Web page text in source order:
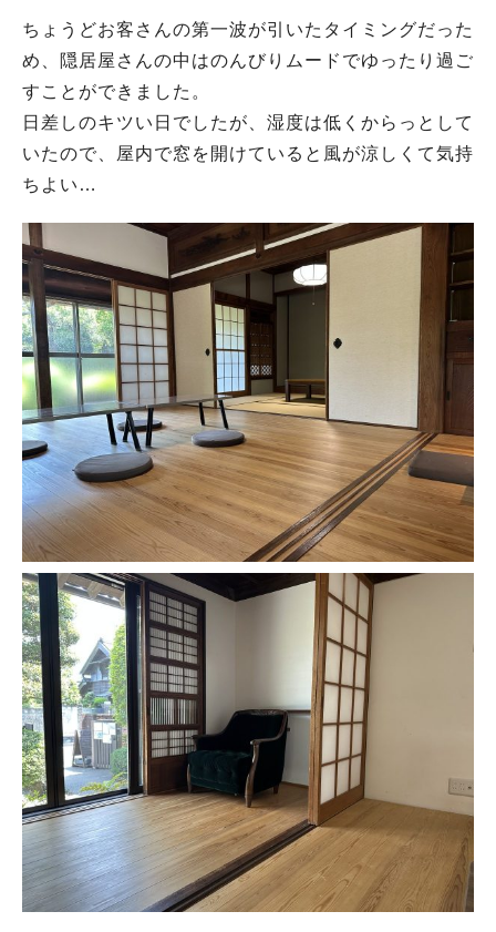
ちょうどお客さんの第一波が引いたタイミングだった
め、隠居屋さんの中はのんびりムードでゆったり過ご
すことができました。
日差しのキツい日でしたが、湿度は低くからっとして
いたので、屋内で窓を開けていると風が涼しくて気持
ちよい…